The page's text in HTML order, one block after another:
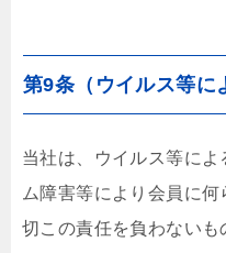
第9条（ウイルス等に
当社は、ウイルス等に
ム障害等により会員に
切この責任を負わないも